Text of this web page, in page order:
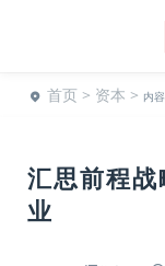
首页 > 资本 > 内容
汇思前程
业